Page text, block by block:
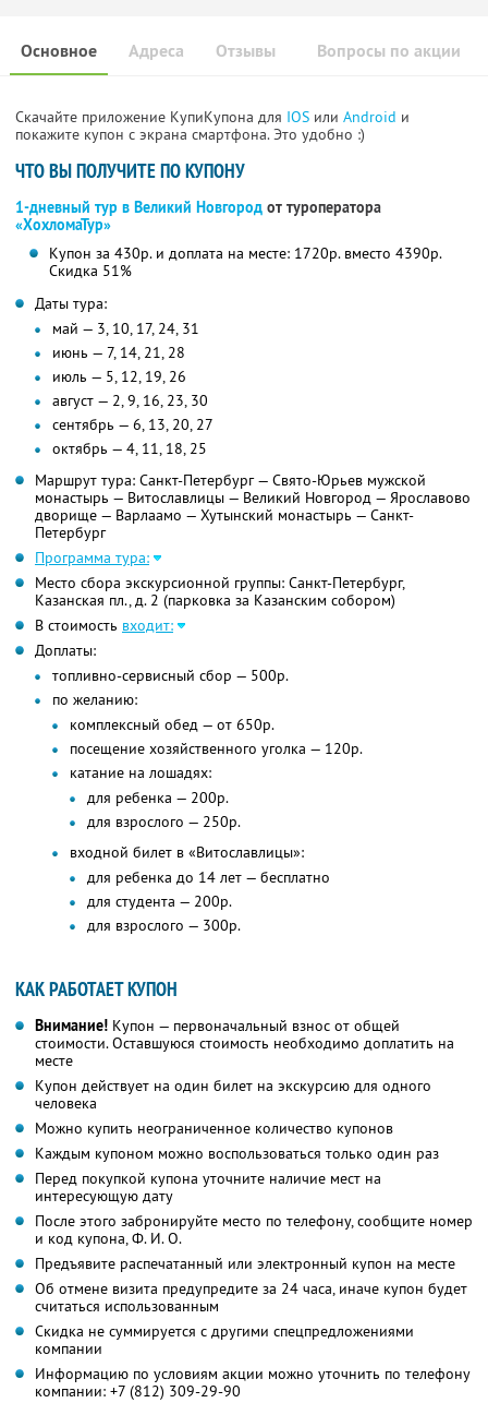
Основное Отзывы Вопросы по акции
Адреса
Скачайте приложение КупиКупона для IOS или Android и
покажите купон с экрана смартфона. Это удобно :)
ЧТО ВЫ ПОЛУЧИТЕ ПО КУПОНУ
1-дневный тур в Великий Новгород от туроператора
«ХохломаТур»
Купон за 430р. и доплата на месте: 1720р. вместо 4390р.
Скидка 51%
Даты тура:
май — 3, 10, 17, 24, 31
июнь — 7, 14, 21, 28
июль — 5, 12, 19, 26
август — 2, 9, 16, 23, 30
сентябрь — 6, 13, 20, 27
октябрь — 4, 11, 18, 25
Маршрут тура: Санкт-Петербург — Свято-Юрьев мужской
монастырь — Витославлицы — Великий Новгород — Ярославово
дворище — Варлаамо — Хутынский монастырь — Санкт-
Петербург
Программа тура:
Место сбора экскурсионной группы: Санкт-Петербург,
Казанская пл., д. 2 (парковка за Казанским собором)
В стоимость входит:
Доплаты:
топливно-сервисный сбор — 500р.
по желанию:
комплексный обед — от 650р.
посещение хозяйственного уголка — 120р.
катание на лошадях:
для ребенка — 200р.
для взрослого — 250р.
входной билет в «Витославлицы»:
для ребенка до 14 лет — бесплатно
для студента — 200р.
для взрослого — 300р.
КАК РАБОТАЕТ КУПОН
Внимание! Купон — первоначальный взнос от общей
стоимости. Оставшуюся стоимость необходимо доплатить на
месте
Купон действует на один билет на экскурсию для одного
человека
Можно купить неограниченное количество купонов
Каждым купоном можно воспользоваться только один раз
Перед покупкой купона уточните наличие мест на
интересующую дату
После этого забронируйте место по телефону, сообщите номер
и код купона,Ф. И. О.
Предъявите распечатанный или электронный купон на месте
Об отмене визита предупредите за 24 часа, иначе купон будет
считаться использованным
Скидка не суммируется с другими спецпредложениями
компании
Информацию по условиям акции можно уточнить по телефону
компании: +7 (812) 309-29-90